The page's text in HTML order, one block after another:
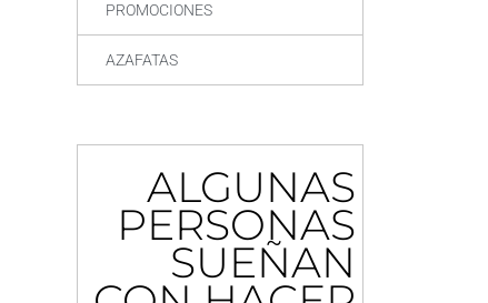
PROMOCIONES
AZAFATAS
ALGUNAS
PERSONAS
SUEÑAN